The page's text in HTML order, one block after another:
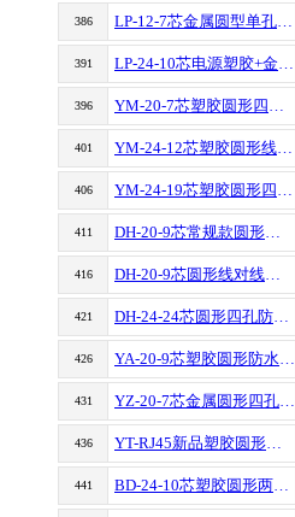
386 LP-12-7芯金属圆型单孔防水航空插头信号连接器
391 LP-24-10芯电源塑胶+金属圆型四孔防水航空插头连接器
396 YM-20-7芯塑胶圆形四孔防水航空插头连接器
401 YM-24-12芯塑胶圆形线对线防水航空插头连接器
406 YM-24-19芯塑胶圆形四孔防水航空插头信号连接器
411 DH-20-9芯常规款圆形四孔防水航空插头连接器
416 DH-20-9芯圆形线对线防水航空插头连接器加隔栏
421 DH-24-24芯圆形四孔防水航空插头连接器加隔栏
426 YA-20-9芯塑胶圆形防水航空插头连接器
431 YZ-20-7芯金属圆形四孔防水航空插头连接器
436 YT-RJ45新品塑胶圆形螺纹防水航空插头连接器
441 BD-24-10芯塑胶圆形两孔防水航空插头连接器